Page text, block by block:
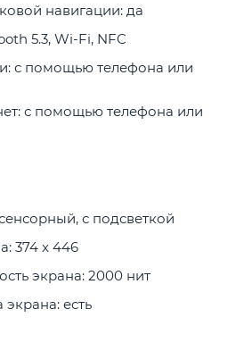
навигации: да
5.3, Wi-Fi, NFC
с помощью телефона или
с помощью телефона или
с подсветкой
374 x 446
экрана: 2000 нит
есть